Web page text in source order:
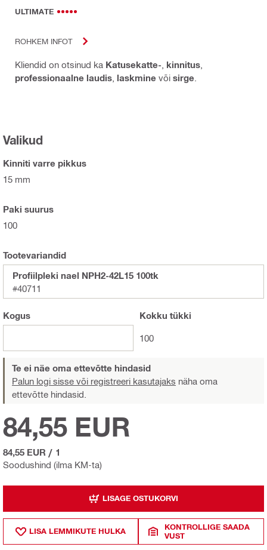
ULTIMATE
ROHKEM INFOT
Kliendid on otsinud ka Katusekatte- kinnitus
professionaalne laudis laskmine või sirge
Valikud
Kinniti varre pikkus
15 mm
Paki suurus
100
Tootevariandid
Profiilpleki nael NPH2-42L15 100tk
#40711
Kogus Kokku tükki
100
Te ei näe oma ettevõtte hindasid
Palun logi sisse või registreeri kasutajaks näha oma
ettevõtte hindasid.
Soodushind (ilma KM-ta)
84,55 EUR
84,55 EUR / 1
LISAGE OSTUKORVI
LISA LEMMIKUTE HULKA
KONTROLLIGE SAADA
VUST